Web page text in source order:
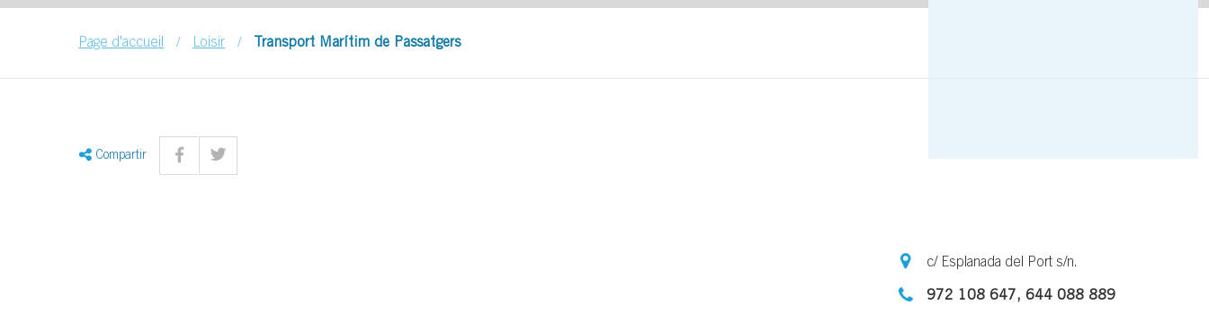
Page d'accueil / Loisir / Transport Marítim de Passatgers
Compartir
c/ Esplanada del Port s/n.
972 108 647, 644 088 889